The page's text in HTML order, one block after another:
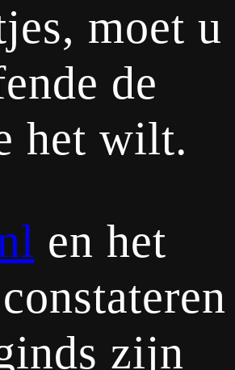
moet u
de
het wilt.
en het
zijn